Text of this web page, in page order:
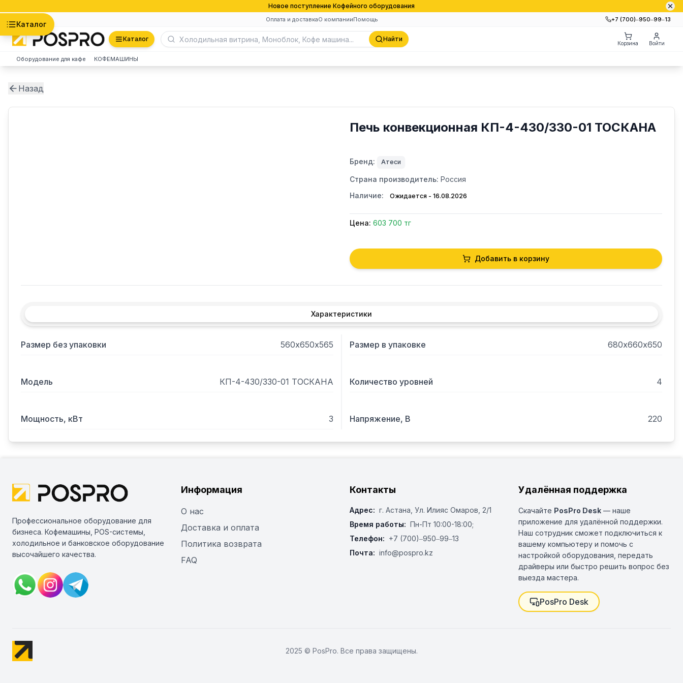
Новое поступление Кофейного оборудования
Оплата и доставкаО компанииПомощь +7 (700)‒950‒99‒13
Каталог
Каталог Найти
Корзина Войти
Оборудование для кафе КОФЕМАШИНЫ
Назад
Печь конвекционная КП-4-430/330-01 ТОСКАНА
Бренд: Атеси
Страна производитель: Россия
Наличие:
Ожидается - 16.08.2026
Цена: 603 700 тг
Добавить в корзину
Характеристики
Размер без упаковки 560х650х565 Размер в упаковке 680х660х650
Модель КП-4-430/330-01 ТОСКАНА Количество уровней 4
Мощность, кВт 3 Напряжение, В 220
Профессиональное оборудование для
бизнеса. Кофемашины, POS-системы,
холодильное и банковское оборудование
высочайшего качества.
Информация
О нас
Доставка и оплата
Политика возврата
FAQ
Контакты
Адрес: г. Астана, ​Ул. Илияс Омаров, 2/1
Время работы: Пн-Пт 10:00-18:00;
Телефон: +7 (700)‒950‒99‒13
Почта: info@pospro.kz
Удалённая поддержка
Скачайте PosPro Desk — наше
приложение для удалённой поддержки.
Наш сотрудник сможет подключиться к
вашему компьютеру и помочь с
настройкой оборудования, передать
драйверы или быстро решить вопрос без
выезда мастера.
PosPro Desk
2025 © PosPro. Все права защищены.